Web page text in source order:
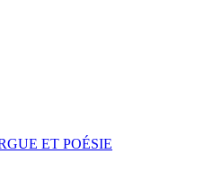
ET POÉSIE